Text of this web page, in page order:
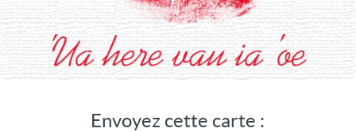
Envoyez cette carte :